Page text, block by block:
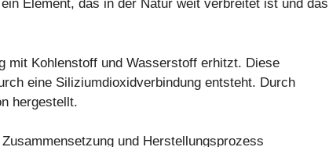
Element, das in der Natur weit verbreitet ist und das
mit Kohlenstoff und Wasserstoff erhitzt. Diese
eine Siliziumdioxidverbindung entsteht. Durch
hergestellt.
und Herstellungsprozess